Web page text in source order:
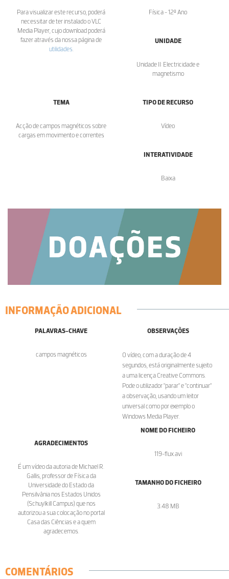
Para visualizar este recurso, poderá
necessitar de ter instalado o VLC
Media Player, cujo download poderá
fazer através da nossa página de
utilidades.
Física - 12º Ano
UNIDADE
Unidade II: Electricidade e
magnetismo
TEMA
Acção de campos magnéticos sobre
cargas em movimento e correntes
TIPO DE RECURSO
Vídeo
INTERATIVIDADE
Baixa
INFORMAÇÃO ADICIONAL
PALAVRAS-CHAVE
campos magnéticos
OBSERVAÇÕES
O vídeo, com a duração de 4
segundos, está originalmente sujeito
a uma licença Creative Commons.
Pode o utilizador "parar" e "continuar"
a observação, usando um leitor
universal como por exemplo o
Windows Media Player.
AGRADECIMENTOS
É um vídeo da autoria de Michael R.
Gallis, professor de Física da
Universidade do Estado da
Pensilvânia nos Estados Unidos
(Schuylkill Campus) que nos
autorizou a sua colocação no portal
Casa das Ciências e a quem
agradecemos.
NOME DO FICHEIRO
119-flux.avi
TAMANHO DO FICHEIRO
3.48 MB
COMENTÁRIOS